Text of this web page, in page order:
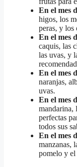
En el mes
higos, los
peras, y los
En el mes
caquis, las
las uvas, y
En el mes
naranjas,
uvas.
En el mes
mandarina,
perfectas
todos sus
En el mes
manzanas,
pomelo y